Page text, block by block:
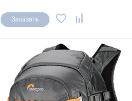
Заказать